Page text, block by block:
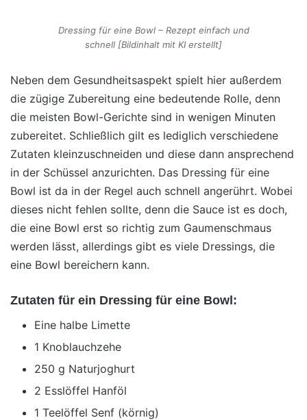
Dressing für eine Bowl – Rezept einfach und
schnell [Bildinhalt mit KI erstellt]
Neben dem Gesundheitsaspekt spielt hier außerdem
die zügige Zubereitung eine bedeutende Rolle, denn
die meisten Bowl-Gerichte sind in wenigen Minuten
zubereitet. Schließlich gilt es lediglich verschiedene
Zutaten kleinzuschneiden und diese dann ansprechend
in der Schüssel anzurichten. Das Dressing für eine
Bowl ist da in der Regel auch schnell angerührt. Wobei
dieses nicht fehlen sollte, denn die Sauce ist es doch,
die eine Bowl erst so richtig zum Gaumenschmaus
werden lässt, allerdings gibt es viele Dressings, die
eine Bowl bereichern kann.
Zutaten für ein Dressing für eine Bowl:
Eine halbe Limette
1 Knoblauchzehe
250 g Naturjoghurt
2 Esslöffel Hanföl
1 Teelöffel Senf (körnig)